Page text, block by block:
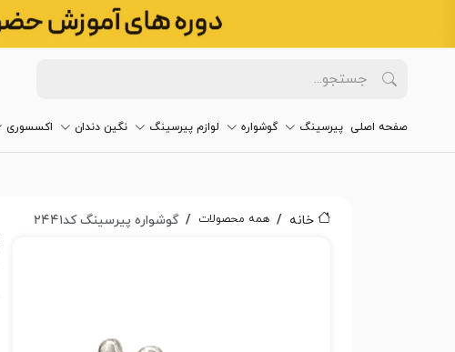
صفحه اصلی پیرسینگ گوشواره لوازم پیرسینگ نگین دندان اکسسوری
خانه همه محصولات گوشواره پیرسینگ کد۲۴۴۱